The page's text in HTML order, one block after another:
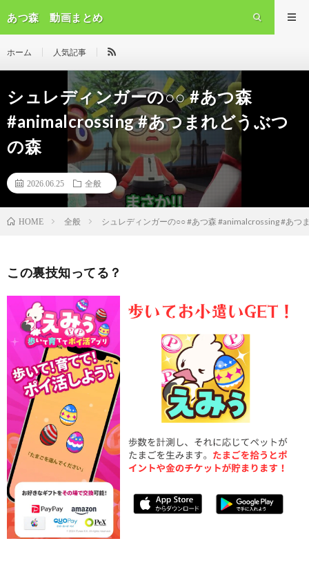
あつ森 動画まとめ
ホーム 人気記事
シュレディンガーの○○ #あつ森
#animalcrossing #あつまれどうぶつ
の森
2026.06.25 全般
HOME 全般 シュレディンガーの○○ #あつ森 #animalcrossing #あつ
この裏技知ってる？